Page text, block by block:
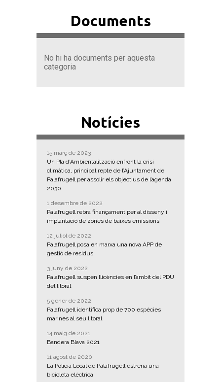
Documents
No hi ha documents per aquesta
categoria
Notícies
15 març de 2023
Un Pla d’Ambientalització enfront la crisi
climàtica, principal repte de l’Ajuntament de
Palafrugell per assolir els objectius de l’agenda
2030
1 desembre de 2022
Palafrugell rebrà finançament per al disseny i
implantació de zones de baixes emissions
12 juliol de 2022
Palafrugell posa en marxa una nova APP de
gestió de residus
3 juny de 2022
Palafrugell suspèn llicències en l’àmbit del PDU
del litoral
5 gener de 2022
Palafrugell identifica prop de 700 espècies
marines al seu litoral
14 maig de 2021
Bandera Blava 2021
11 agost de 2020
La Policia Local de Palafrugell estrena una
bicicleta elèctrica